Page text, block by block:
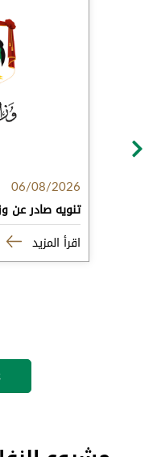
06/08/2026
تنويه صادر عن
اقرأ المزيد